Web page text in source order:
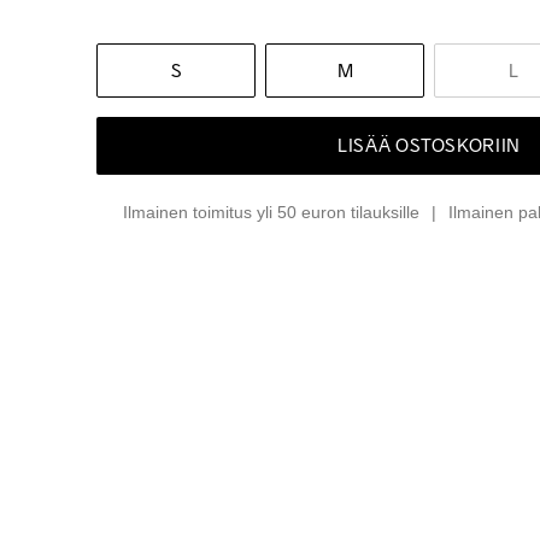
S M L
LISÄÄ OSTOSKORIIN
Ilmainen toimitus yli 50 euron tilauksille Ilmainen